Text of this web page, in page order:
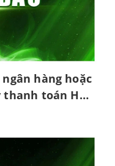
ngân hàng hoặc
thanh toán HH